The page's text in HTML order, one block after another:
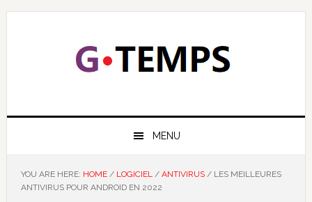
Skip
Skip
Skip
Skip
GTEMPS
MENU
YOU ARE HERE: HOME / LOGICIEL / ANTIVIRUS /LES MEILLEURES
ANTIVIRUS POUR ANDROID EN 2022